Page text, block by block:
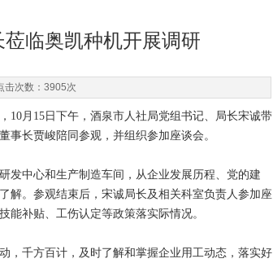
临奥凯种机开展调研
次数：3905次
月15日下午，酒泉市人社局党组书记、局长宋诚带
事长贾峻陪同参观，并组织参加座谈会。
中心和生产制造车间，从企业发展历程、党的建
解。参观结束后，宋诚局长及相关科室负责人参加座
能补贴、工伤认定等政策落实际情况。
千方百计，及时了解和掌握企业用工动态，落实好